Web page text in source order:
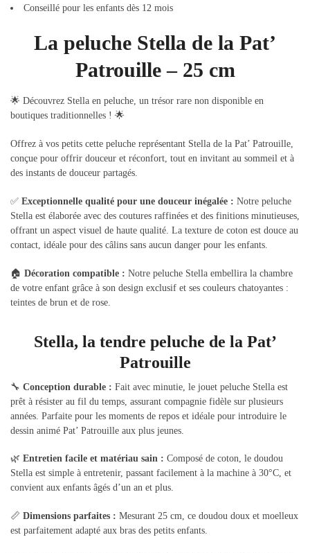
Conseillé pour les enfants dès 12 mois
La peluche Stella de la Pat’
Patrouille – 25 cm
🌟 Découvrez Stella en peluche, un trésor rare non disponible en
boutiques traditionnelles ! 🌟
Offrez à vos petits cette peluche représentant Stella de la Pat’ Patrouille,
conçue pour offrir douceur et réconfort, tout en invitant au sommeil et à
des instants de douceur partagés.
✅ Exceptionnelle qualité pour une douceur inégalée : Notre peluche
Stella est élaborée avec des coutures raffinées et des finitions minutieuses,
offrant un aspect visuel de haute qualité. La texture de coton est douce au
contact, idéale pour des câlins sans aucun danger pour les enfants.
🏠 Décoration compatible : Notre peluche Stella embellira la chambre
de votre enfant grâce à son design exclusif et ses couleurs chatoyantes :
teintes de brun et de rose.
Stella, la tendre peluche de la Pat’
Patrouille
🔧 Conception durable : Fait avec minutie, le jouet peluche Stella est
prêt à résister au fil du temps, assurant compagnie fidèle sur plusieurs
années. Parfaite pour les moments de repos et idéale pour introduire le
dessin animé Pat’ Patrouille aux plus jeunes.
🌿 Entretien facile et matériau sain : Composé de coton, le doudou
Stella est simple à entretenir, passant facilement à la machine à 30°C, et
convient aux enfants âgés d’un an et plus.
📏 Dimensions parfaites : Mesurant 25 cm, ce doudou doux et moelleux
est parfaitement adapté aux bras des petits enfants.